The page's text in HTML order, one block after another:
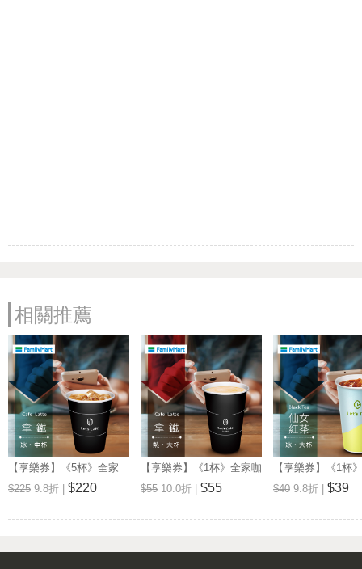
相關推薦
【享樂券】《5杯》全家
Let's Café-冰拿鐵(中杯)
$225 9.8折 | $220
【享樂券】《1杯》全家咖
啡Let's Café-熱拿鐵(大杯)
$55 10.0折 | $55
【享樂券】《1杯
品茶Let's Tea-冰
(大杯)
$40 9.8折 | $39